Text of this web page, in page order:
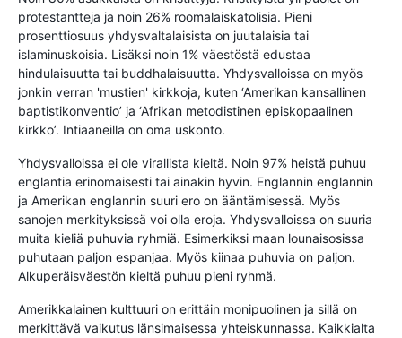
protestantteja ja noin 26% roomalaiskatolisia. Pieni
prosenttiosuus yhdysvaltalaisista on juutalaisia tai
islaminuskoisia. Lisäksi noin 1% väestöstä edustaa
hindulaisuutta tai buddhalaisuutta. Yhdysvalloissa on myös
jonkin verran 'mustien' kirkkoja, kuten ‘Amerikan kansallinen
baptistikonventio’ ja ‘Afrikan metodistinen episkopaalinen
kirkko’. Intiaaneilla on oma uskonto.
Yhdysvalloissa ei ole virallista kieltä. Noin 97% heistä puhuu
englantia erinomaisesti tai ainakin hyvin. Englannin englannin
ja Amerikan englannin suuri ero on ääntämisessä. Myös
sanojen merkityksissä voi olla eroja. Yhdysvalloissa on suuria
muita kieliä puhuvia ryhmiä. Esimerkiksi maan lounaisosissa
puhutaan paljon espanjaa. Myös kiinaa puhuvia on paljon.
Alkuperäisväestön kieltä puhuu pieni ryhmä.
Amerikkalainen kulttuuri on erittäin monipuolinen ja sillä on
merkittävä vaikutus länsimaisessa yhteiskunnassa. Kaikkialta